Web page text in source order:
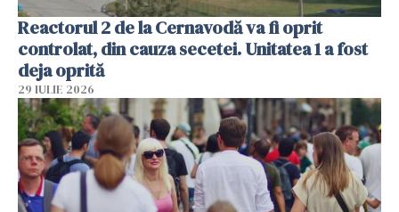
Reactorul 2 de la Cernavodă va fi oprit
controlat, din cauza secetei. Unitatea 1 a fost
deja oprită
29 IULIE 2026